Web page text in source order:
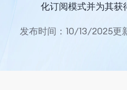
公司
化订阅模式并为其获
发布时间：10/13/2025更